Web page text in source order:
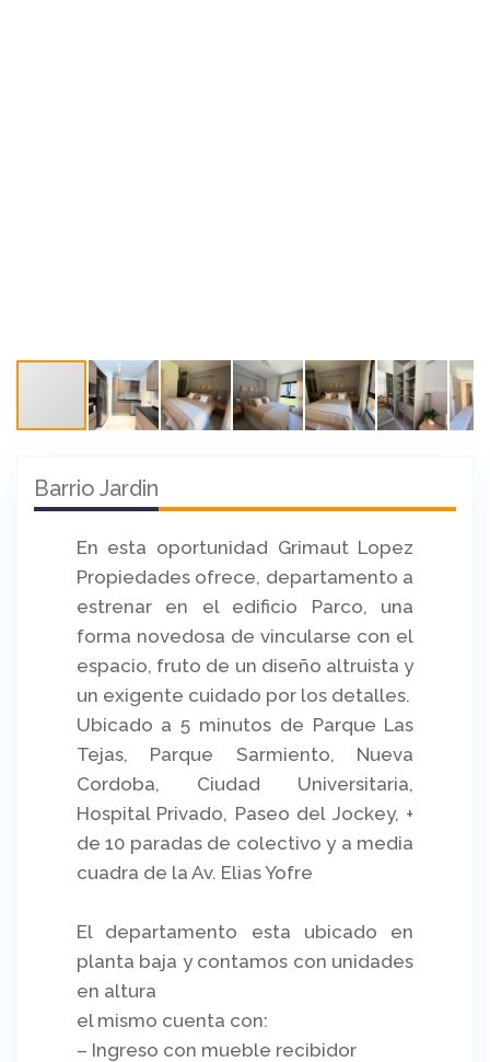
Barrio Jardin
En esta oportunidad Grimaut Lopez
Propiedades ofrece, departamento a
estrenar en el edificio Parco, una
forma novedosa de vincularse con el
espacio, fruto de un diseño altruista y
un exigente cuidado por los detalles.
Ubicado a 5 minutos de Parque Las
Tejas, Parque Sarmiento, Nueva
Cordoba, Ciudad Universitaria,
Hospital Privado, Paseo del Jockey, +
de 10 paradas de colectivo y a media
cuadra de la Av. Elias Yofre
El departamento esta ubicado en
planta baja y contamos con unidades
en altura
el mismo cuenta con:
– Ingreso con mueble recibidor